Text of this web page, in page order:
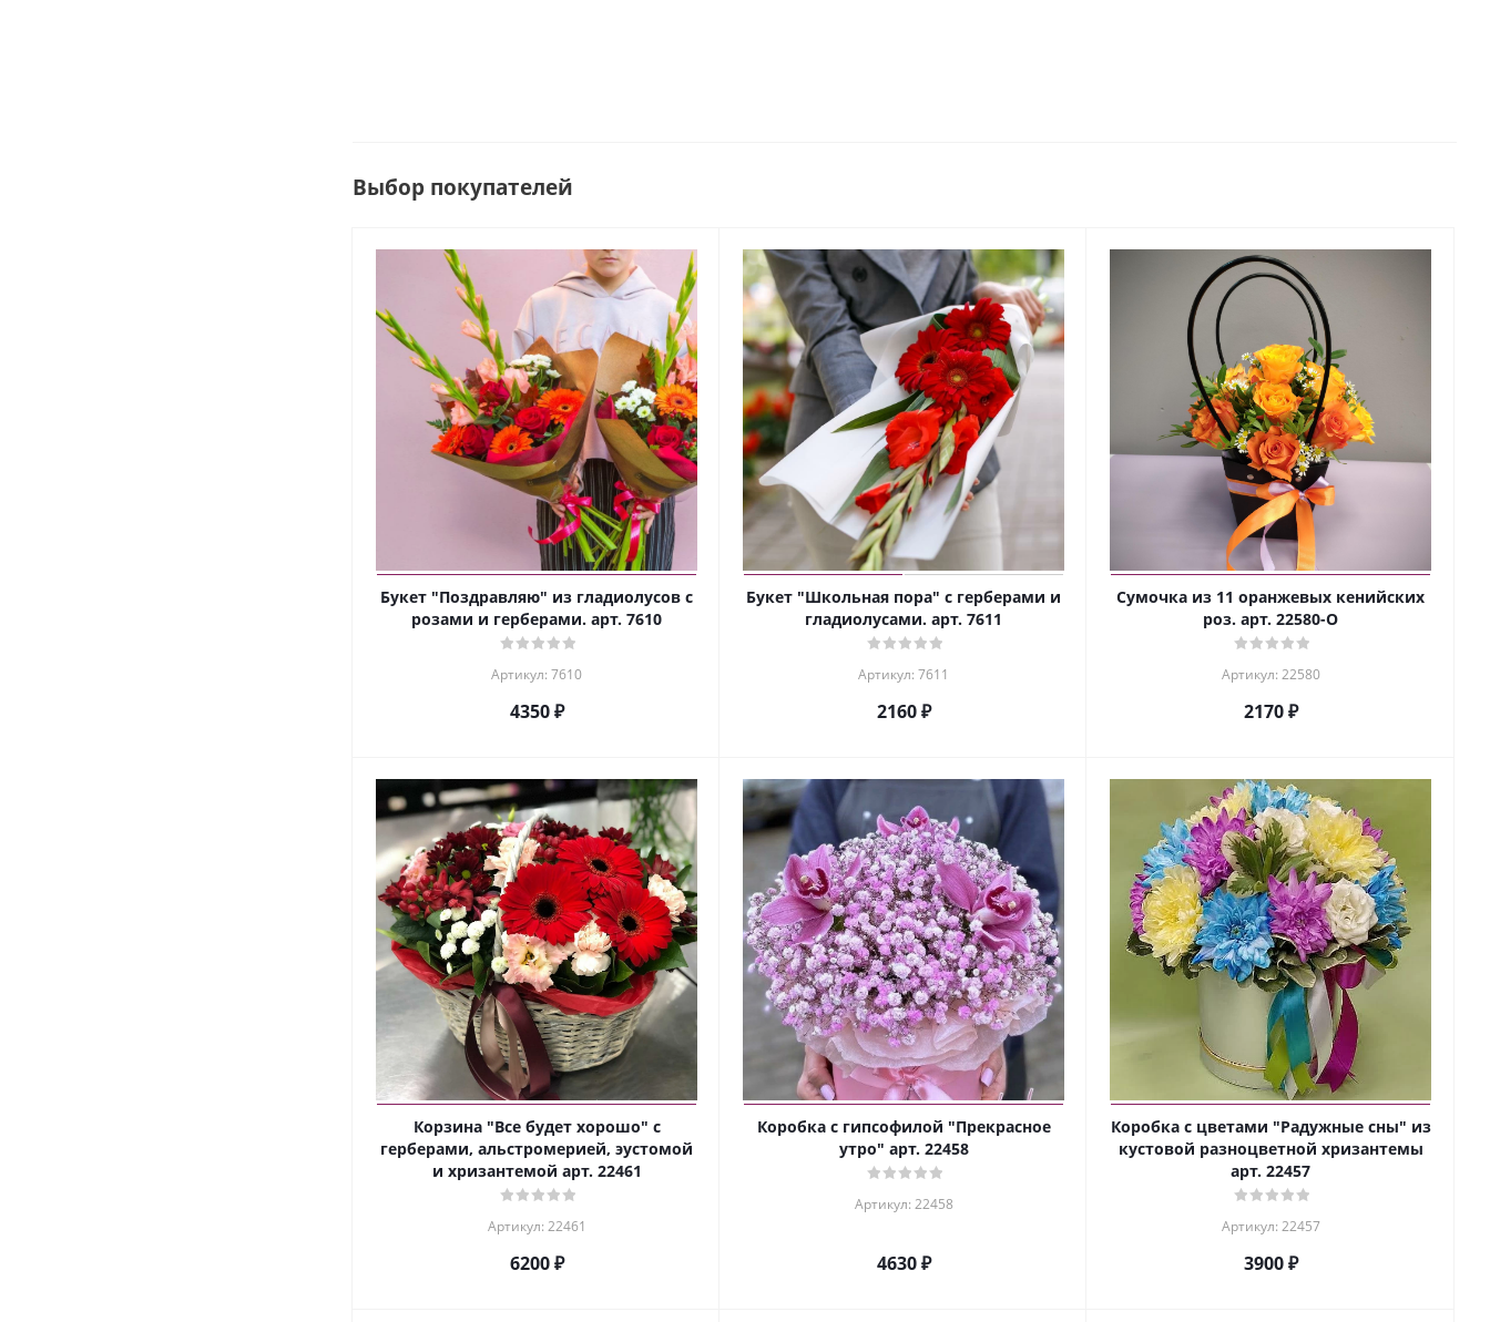
Выбор покупателей
Букет "Поздравляю" из гладиолусов с
розами и герберами. арт. 7610
Артикул: 7610
4350 ₽
Букет "Школьная пора" с герберами и
гладиолусами. арт. 7611
Артикул: 7611
2160 ₽
Сумочка из 11 оранжевых кенийских
роз. арт. 22580-О
Артикул: 22580
2170 ₽
Корзина "Все будет хорошо" с
герберами, альстромерией, эустомой
и хризантемой арт. 22461
Артикул: 22461
6200 ₽
Коробка с гипсофилой "Прекрасное
утро" арт. 22458
Артикул: 22458
4630 ₽
Коробка с цветами "Радужные сны" из
кустовой разноцветной хризантемы
арт. 22457
Артикул: 22457
3900 ₽